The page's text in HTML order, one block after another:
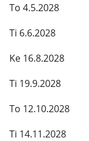
To 4.5.2028
Ti 6.6.2028
Ke 16.8.2028
Ti 19.9.2028
To 12.10.2028
Ti 14.11.2028